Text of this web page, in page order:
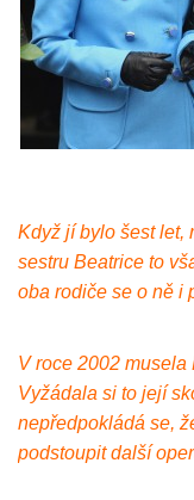
Když jí bylo šest let,
sestru Beatrice to
oba rodiče se o ně i
V roce 2002
Vyžádala si to její
nepředpokládá se,
podstoupit další